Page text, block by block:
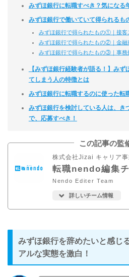
みずほ銀行に転職すべき？気になる
みずほ銀行で働いていて得られるも
みずほ銀行で得られたもの①｜接客
みずほ銀行で得られたもの②｜金融
みずほ銀行で得られたもの③｜事務
【みずほ銀行経験者が語る！】み
てしまう人の特徴とは
みずほ銀行に転職するのに使った転
みずほ銀行を検討している人は、き
で、応募すべき！
この記事の監
株式会社Jizai キャリア事
転職nendo編集
Nendo Editer Team
詳しいチーム情報
みずほ銀行を辞めたいと感じ
アルな実態を激白！